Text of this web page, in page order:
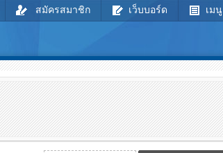
สมัครสมาชิก เว็บบอร์ด เมนู